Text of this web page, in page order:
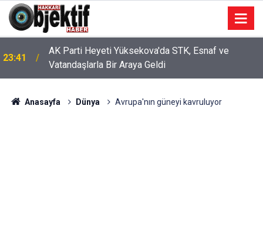
23:41
AK Parti Heyeti Yüksekova'da STK, Esnaf ve
Vatandaşlarla Bir Araya Geldi
Anasayfa Dünya Avrupa'nın güneyi kavruluyor